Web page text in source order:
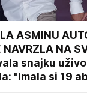
ASMINU
NAVRZLA NA
snajku
"Imala si 19